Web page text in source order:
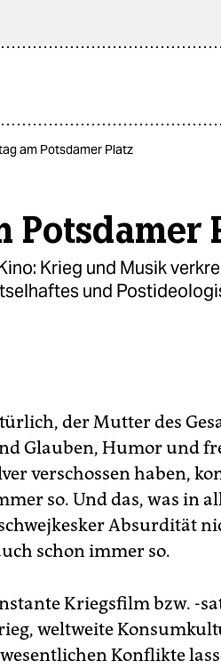
am Potsdamer Platz
Potsdamer
Krieg und Musik
und
der Mutter des
Glauben, Humor und
verschossen haben,
so. Und das, was in
Absurdität
schon immer so.
Kriegsfilm bzw. -
weltweite
Konflikte